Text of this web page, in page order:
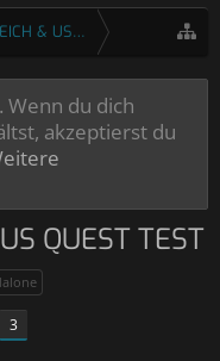
& USERTESTS
Wenn du dich
akzeptierst du
QUEST TEST
3